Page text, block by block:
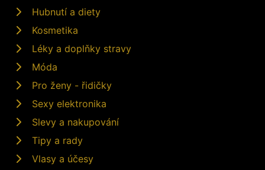
Hubnutí a diety
Kosmetika
Léky a doplňky stravy
Móda
Pro ženy - řidičky
Sexy elektronika
Slevy a nakupování
Tipy a rady
Vlasy a účesy